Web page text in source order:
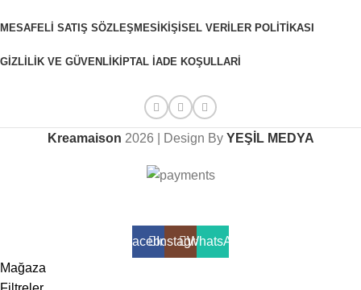
MESAFELI SATIŞ SÖZLEŞMESI KIŞISEL VERILER POLITIKASI
GIZLILIK VE GÜVENLIK İPTAL İADE KOŞULLARI
Kreamaison 2026 | Design By YEŞİL MEDYA
FacebookInstagramWhatsApp
Mağaza